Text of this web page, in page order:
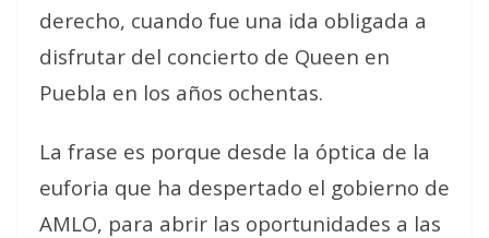
derecho, cuando fue una ida obligada a
disfrutar del concierto de Queen en
Puebla en los años ochentas.
La frase es porque desde la óptica de la
euforia que ha despertado el gobierno de
AMLO, para abrir las oportunidades a las